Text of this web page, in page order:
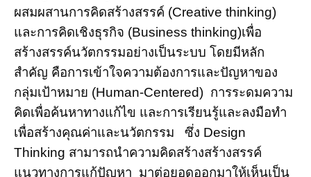
ผสมผสานการคิดสร้างสรรค์ (Creative thinking)
และการคิดเชิงธุรกิจ (Business thinking)เพื่อ
สร้างสรรค์นวัตกรรมอย่างเป็นระบบ โดยมีหลัก
สำคัญ คือการเข้าใจความต้องการและปัญหาของ
กลุ่มเป้าหมาย (Human-Centered) การระดมความ
คิดเพื่อค้นหาทางแก้ไข และการเรียนรู้และลงมือทำ
เพื่อสร้างคุณค่าและนวัตกรรม ซึ่ง Design
Thinking สามารถนำความคิดสร้างสร้างสรรค์
แนวทางการแก้ปัญหา มาต่อยอดออกมาให้เห็นเป็น